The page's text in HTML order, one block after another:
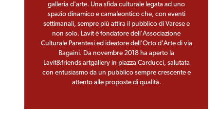
moderna il vecchio atelier fotografico e la statica
galleria d'arte. Una sfida culturale legata ad uno
spazio dinamico e camaleontico che, con eventi
settimanali, sempre più attira il pubblico di Varese e
non solo. Lavit è fondatore dell'Associazione
Culturale Parentesi ed ideatore dell'Orto d'Arte di via
Bagaini. Da novembre 2018 ha aperto la
Lavit&friends artgallery in piazza Carducci, salutata
con entusiasmo da un pubblico sempre crescente e